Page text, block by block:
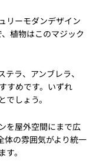
リーモダンデザイン
植物はこのマジック
ラ、アンブレラ、
すめです。いずれ
しょう。
を屋外空間にまで広
体の雰囲気がより統一
。